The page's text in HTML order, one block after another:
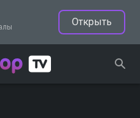
Открыть